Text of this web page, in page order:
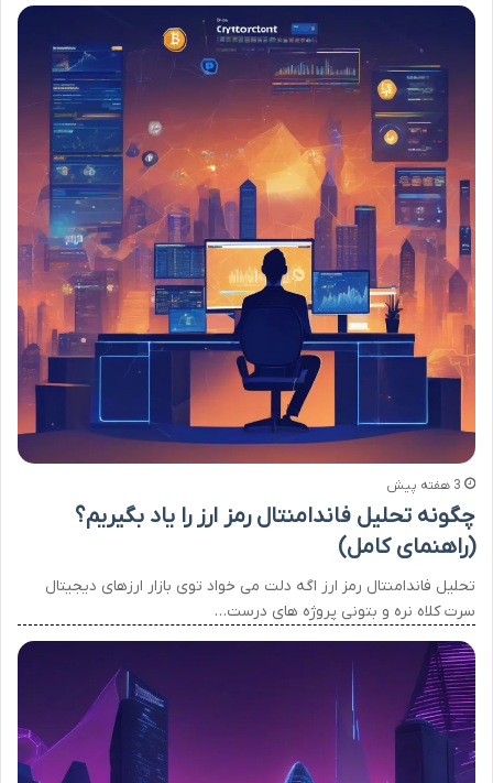
3 هفته پیش
چگونه تحلیل فاندامنتال رمز ارز را یاد بگیریم؟
(راهنمای کامل)
تحلیل فاندامنتال رمز ارز اگه دلت می خواد توی بازار ارزهای دیجیتال
سرت کلاه نره و بتونی پروژه های درست…